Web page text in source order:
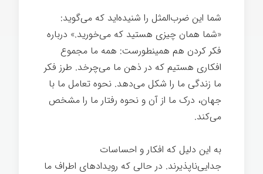
شما این ضرب‌المثل را شنیده‌اید که می‌گوید:
«شما همان چیزی هستید که می‌خورید.» درباره
فکر کردن هم همینطورست: همه ما مجموع
افکاری هستیم که در ذهن ما می‌چرخد. طرز فکر
ما زندگی ما را شکل می‌دهد. نحوه تعامل ما با
جهان، درک ما از آن و نحوه رفتار ما را مشخص
می‌کند.
به این دلیل که افکار و احساسات
جدایی‌ناپذیرند. در حالی که رویدادهای اطراف ما